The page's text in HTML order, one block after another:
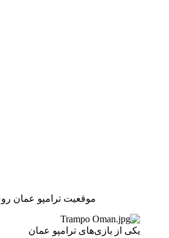
موقعیت ترامپو عمان
یکی از بازی‌های ترامپو عمان